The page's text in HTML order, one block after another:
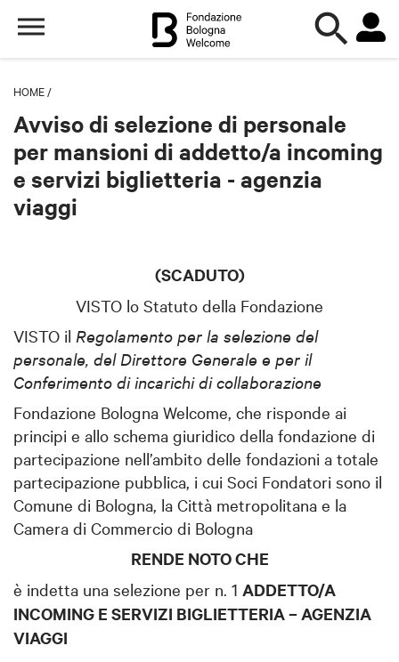
HOME /
Avviso di selezione di personale
per mansioni di addetto/a incoming
e servizi biglietteria - agenzia
viaggi
(SCADUTO)
VISTO lo Statuto della Fondazione
VISTO il Regolamento per la selezione del
personale, del Direttore Generale e per il
Conferimento di incarichi di collaborazione
Fondazione Bologna Welcome, che risponde ai
principi e allo schema giuridico della fondazione di
partecipazione nell’ambito delle fondazioni a totale
partecipazione pubblica, i cui Soci Fondatori sono il
Comune di Bologna, la Città metropolitana e la
Camera di Commercio di Bologna
RENDE NOTO CHE
è indetta una selezione per n. 1 ADDETTO/A
INCOMING E SERVIZI BIGLIETTERIA – AGENZIA
VIAGGI